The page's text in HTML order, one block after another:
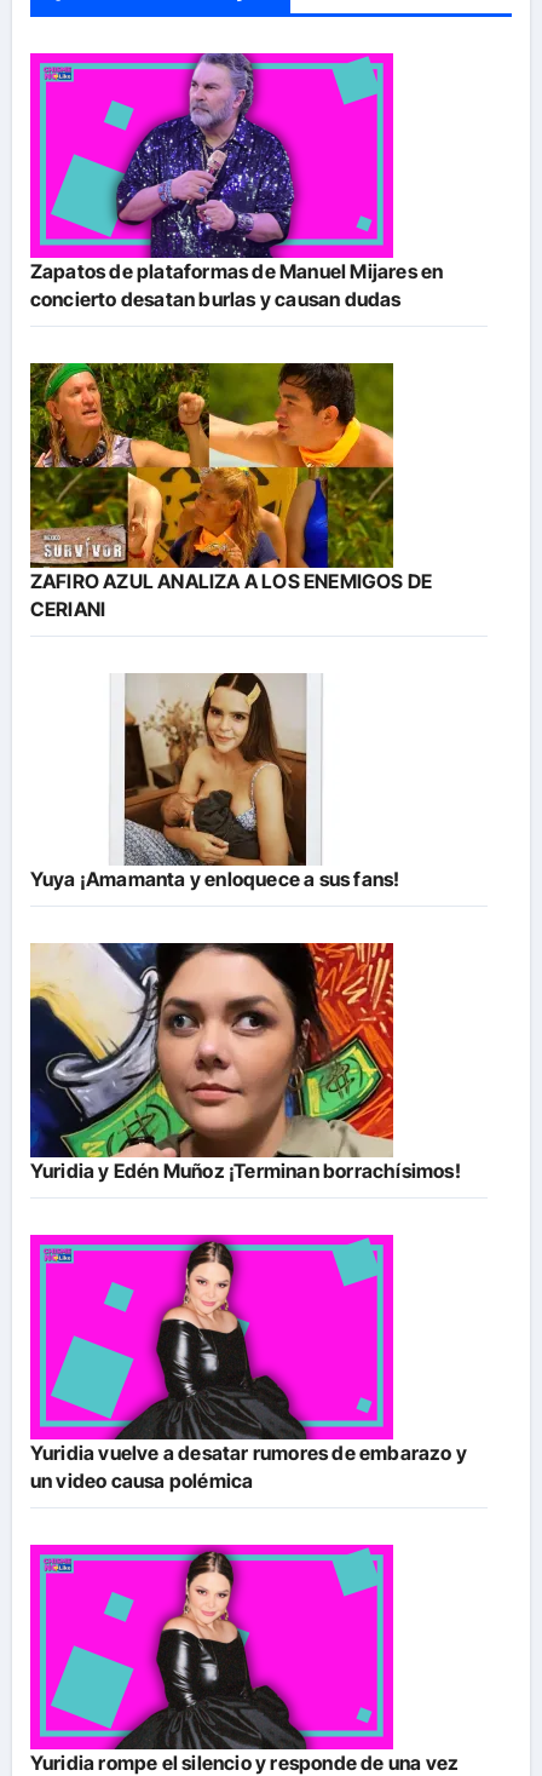
Zapatos de plataformas de Manuel Mijares en
concierto desatan burlas y causan dudas
ZAFIRO AZUL ANALIZA A LOS ENEMIGOS DE
CERIANI
Yuya ¡Amamanta y enloquece a sus fans!
Yuridia y Edén Muñoz ¡Terminan borrachísimos!
Yuridia vuelve a desatar rumores de embarazo y
un video causa polémica
Yuridia rompe el silencio y responde de una vez